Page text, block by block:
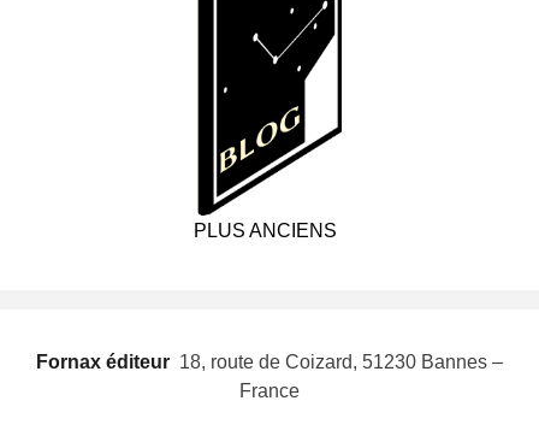
PLUS ANCIENS
Fornax éditeur  18, route de Coizard, 51230 Bannes –
France